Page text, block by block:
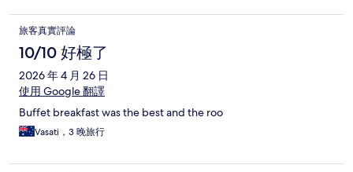
旅客真實評論
10/10 好極了
2026 年 4 月 26 日
使用 Google 翻譯
Buffet breakfast was the best and the roo
Vasati，3 晚旅行